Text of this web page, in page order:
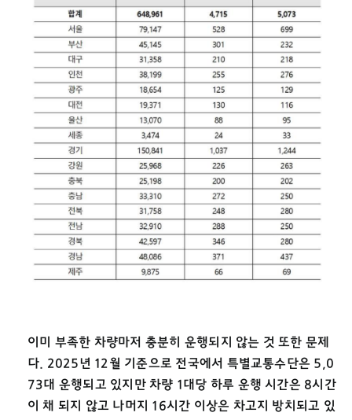
이미 부족한 차량마저 충분히 운행되지 않는 것 또한 문제
다. 2025년 12월 기준으로 전국에서 특별교통수단은 5,0
73대 운행되고 있지만 차량 1대당 하루 운행 시간은 8시간
이 채 되지 않고 나머지 16시간 이상은 차고지 방치되고 있